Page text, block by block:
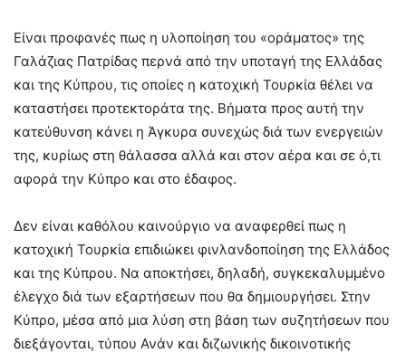
Είναι προφανές πως η υλοποίηση του «οράματος» της
Γαλάζιας Πατρίδας περνά από την υποταγή της Ελλάδας
και της Κύπρου, τις οποίες η κατοχική Τουρκία θέλει να
καταστήσει προτεκτοράτα της. Βήματα προς αυτή την
κατεύθυνση κάνει η Άγκυρα συνεχώς διά των ενεργειών
της, κυρίως στη θάλασσα αλλά και στον αέρα και σε ό,τι
αφορά την Κύπρο και στο έδαφος.
Δεν είναι καθόλου καινούργιο να αναφερθεί πως η
κατοχική Τουρκία επιδιώκει φινλανδοποίηση της Ελλάδος
και της Κύπρου. Να αποκτήσει, δηλαδή, συγκεκαλυμμένο
έλεγχο διά των εξαρτήσεων που θα δημιουργήσει. Στην
Κύπρο, μέσα από μια λύση στη βάση των συζητήσεων που
διεξάγονται, τύπου Ανάν και διζωνικής δικοινοτικής